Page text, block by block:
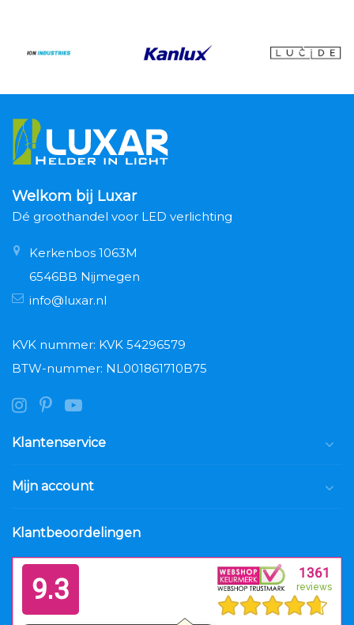
Welkom bij Luxar
Dé groothandel voor LED verlichting
Kerkenbos 1063M
6546BB Nijmegen
info@luxar.nl
KVK nummer: KVK 54296579
BTW-nummer: NL001861710B75
Klantenservice
Mijn account
Klantbeoordelingen